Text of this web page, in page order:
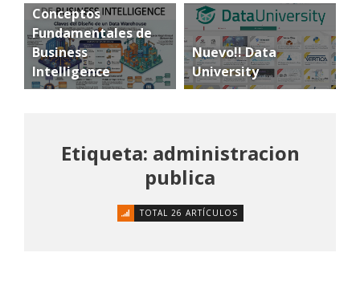
Conceptos
Fundamentales de
Business
Intelligence
Nuevo!! Data
University
Etiqueta: administracion
publica
TOTAL 26 ARTÍCULOS